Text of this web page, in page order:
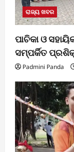
ରାଜ୍ୟ ଖବର
ପାଚିକା ଓ
ସମ୍ପର୍କିତ
Padmini Panda